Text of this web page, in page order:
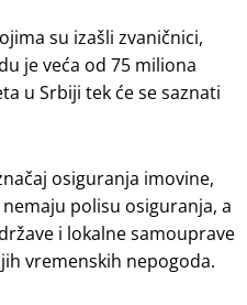
su izašli zvaničnici,
je veća od 75 miliona
u Srbiji tek će se saznati
osiguranja imovine,
polisu osiguranja, a
i lokalne samouprave
vremenskih nepogoda.